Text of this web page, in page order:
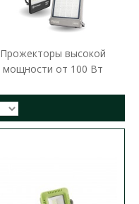
Прожекторы высокой
мощности от 100 Вт